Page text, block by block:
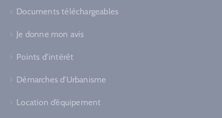
Documents téléchargeables
Je donne mon avis
Points d’intérêt
Démarches d’Urbanisme
Location d’équipement